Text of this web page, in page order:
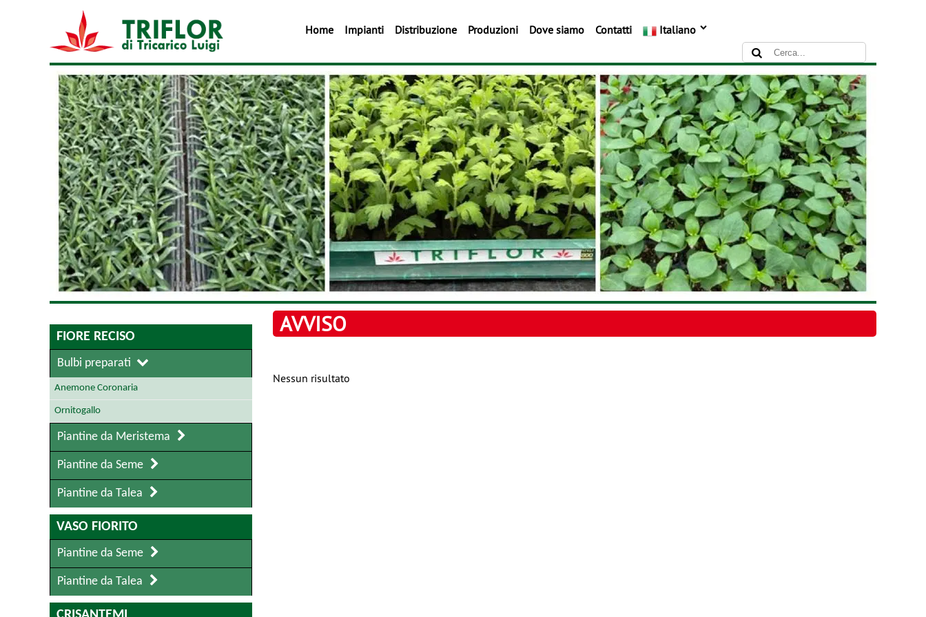
Home Impianti Distribuzione Produzioni Dove siamo Contatti Italiano
AVVISO
Nessun risultato
FIORE RECISO
Bulbi preparati
Anemone Coronaria
Ornitogallo
Piantine da Meristema
Piantine da Seme
Piantine da Talea
VASO FIORITO
Piantine da Seme
Piantine da Talea